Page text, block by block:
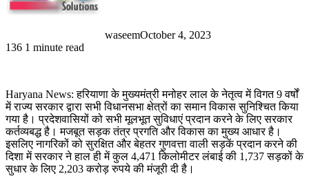
waseemOctober 4, 2023
136 1 minute read
Haryana News: हरियाणा के मुख्यमंत्री मनोहर लाल के नेतृत्व में विगत 9 वर्षों
में राज्य सरकार द्वारा सभी विधानसभा क्षेत्रों का समान विकास सुनिश्चित किया
गया है। प्रदेशवासियों को सभी मूलभूत सुविधाएं प्रदान करने के लिए सरकार
कर्तव्यबद्ध है। मजबूत सड़क तंत्र प्रगति और विकास का मुख्य आधार है।
इसलिए नागरिकों को सुरक्षित और बेहतर गुणवत्ता वाली सड़कें प्रदान करने की
दिशा में सरकार ने हाल ही में कुल 4,471 किलोमीटर लंबाई की 1,737 सड़कों के
सुधार के लिए 2,203 करोड़ रुपये की मंजूरी दी है।